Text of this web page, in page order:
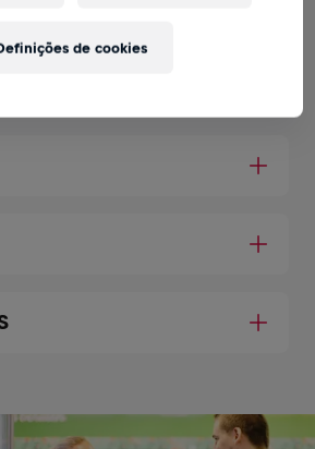
pontos fortes
de cookies